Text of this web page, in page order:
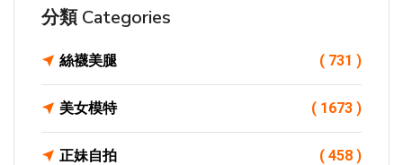
分類 Categories
絲襪美腿 ( 731 )
美女模特 ( 1673 )
正妹自拍 ( 458 )